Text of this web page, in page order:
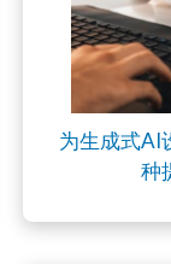
为生成式AI
种